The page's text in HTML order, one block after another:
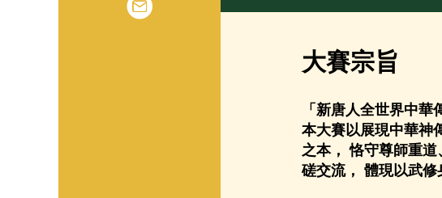
大賽宗旨
「新唐人全世界中
本大賽以展現中華神
之本， 恪守尊師重
磋交流， 體現以武修